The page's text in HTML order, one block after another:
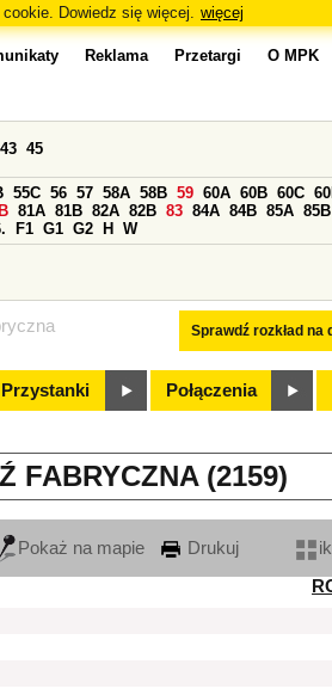
Dowiedz się więcej. więcej
Reklama Przetargi O MPK
Sprawdź rozkład na
43 45
55C 56 57 58A 58B 59 60A 60B 60C
81A 81B 82A 82B 83 84A 84B 85A 85B
F1 G1 G2 H W
Przystanki Połączenia
FABRYCZNA (2159)
Pokaż na mapie Drukuj